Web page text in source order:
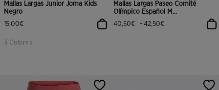
Mallas Largas Junior Joma Kids
Negro
15,00€
3 Colores
Mallas Largas Paseo Comité
Olímpico Español M...
40,50€
- 42,50€